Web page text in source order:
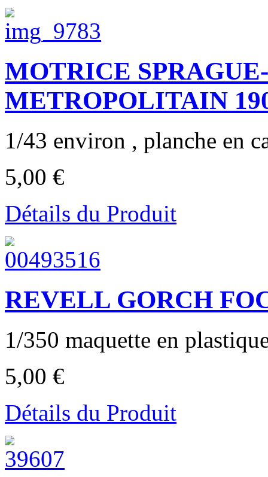
MOTRICE
METROPOLITAIN
1/43 environ , planche en
5,00 €
Détails du Produit
REVELL GORCH
1/350 maquette en
5,00 €
Détails du Produit